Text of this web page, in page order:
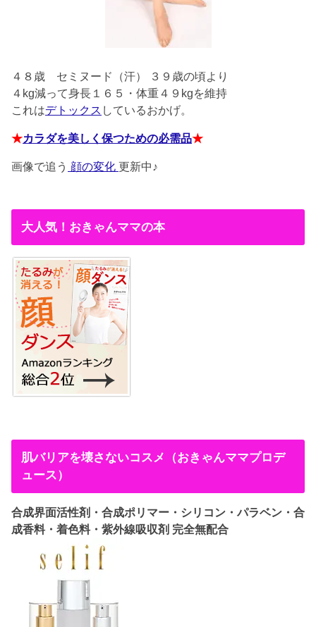
４８歳 セミヌード（汗） ３９歳の頃より
４kg減って身長１６５・体重４９kgを維持
これはデトックス しているおかげ。
★カラダを美しく保つための必需品★
画像で追う 顔の変化 更新中♪
大人気！おきゃんママの本
肌バリアを壊さないコスメ（おきゃんママプロデ
ュース）
合成界面活性剤・合成ポリマー・シリコン・パラベン・合
成香料・着色料・紫外線吸収剤 完全無配合